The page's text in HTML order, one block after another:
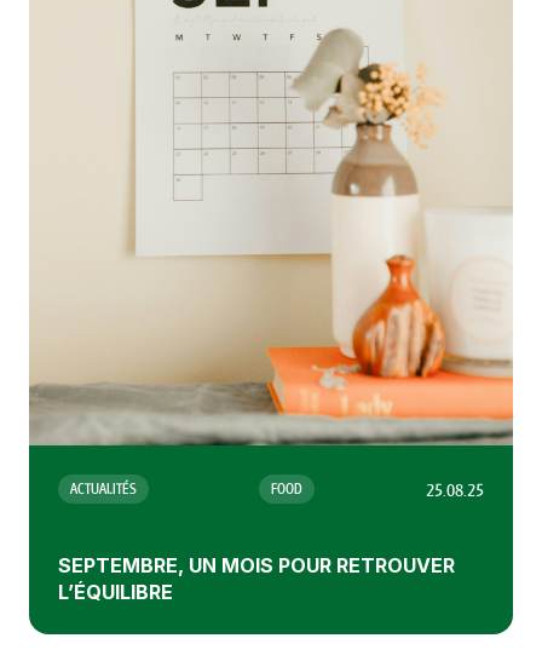
ACTUALITÉS FOOD 25.08.25
SEPTEMBRE, UN MOIS POUR RETROUVER
L’ÉQUILIBRE